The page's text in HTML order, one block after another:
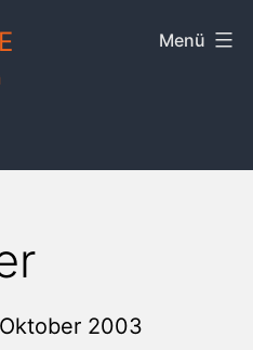
Menü
Oktober 2003